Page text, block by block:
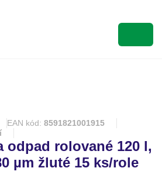
EAN kód: 8591821001915
odpad rolované 120 l,
µm žluté 15 ks/role